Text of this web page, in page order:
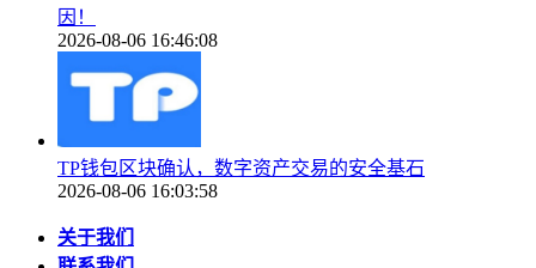
因！
2026-08-06 16:46:08
TP钱包区块确认，数字资产交易的安全基石
2026-08-06 16:03:58
关于我们